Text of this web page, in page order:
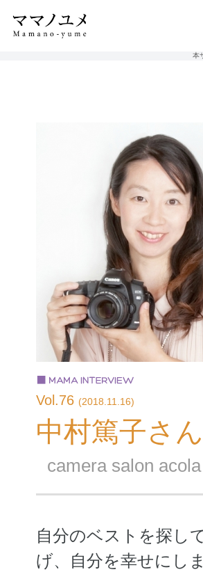
本
Vol.76 (2018.11.16)
中村篤子さん
camera salon
自分のベストを探し
げ、自分を幸せにし